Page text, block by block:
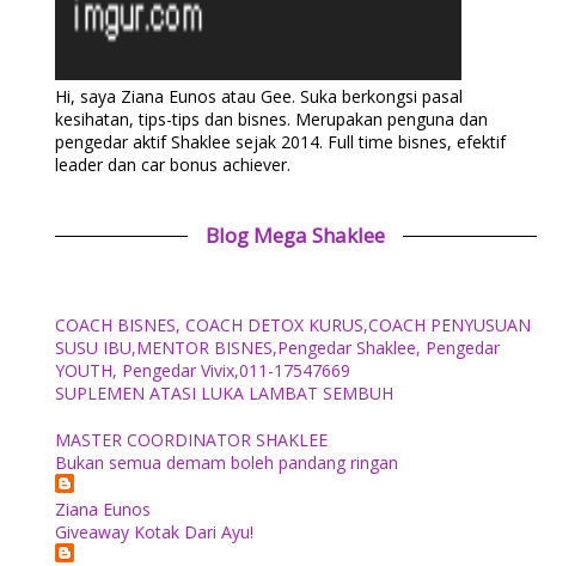
Hi, saya Ziana Eunos atau Gee. Suka berkongsi pasal
kesihatan, tips-tips dan bisnes. Merupakan penguna dan
pengedar aktif Shaklee sejak 2014. Full time bisnes, efektif
leader dan car bonus achiever.
Blog Mega Shaklee
COACH BISNES, COACH DETOX KURUS,COACH PENYUSUAN
SUSU IBU,MENTOR BISNES,Pengedar Shaklee, Pengedar
YOUTH, Pengedar Vivix,011-17547669
SUPLEMEN ATASI LUKA LAMBAT SEMBUH
MASTER COORDINATOR SHAKLEE
Bukan semua demam boleh pandang ringan
Ziana Eunos
Giveaway Kotak Dari Ayu!